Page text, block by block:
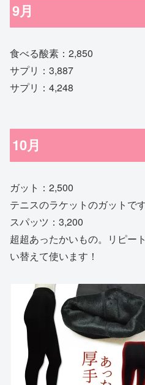
9月
食べる酸素：2,850
サプリ：3,887
サプリ：4,248
10月
ガット：2,500
テニスのラケットのガットです
スパッツ：3,200
超超あったかいもの。リピー
い替えて使います！